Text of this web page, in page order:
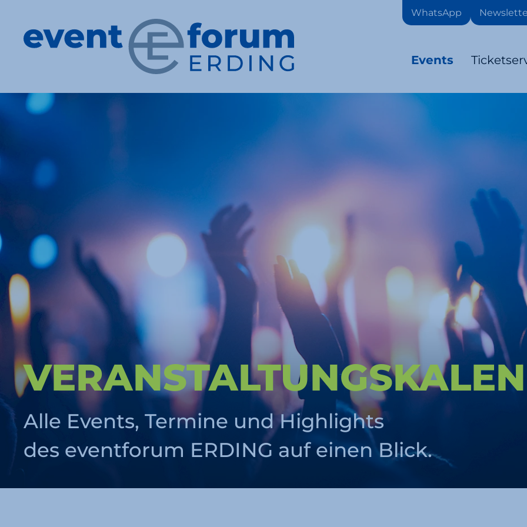
WhatsApp
Events
Alle Events, Termine und Highlights
des eventforum ERDING auf einen Blick.